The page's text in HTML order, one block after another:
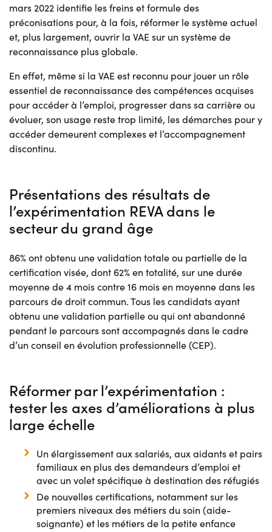
mars 2022 identifie les freins et formule des
préconisations pour, à la fois, réformer le système actuel
et, plus largement, ouvrir la VAE sur un système de
reconnaissance plus globale.
En effet, même si la VAE est reconnu pour jouer un rôle
essentiel de reconnaissance des compétences acquises
pour accéder à l’emploi, progresser dans sa carrière ou
évoluer, son usage reste trop limité, les démarches pour y
accéder demeurent complexes et l’accompagnement
discontinu.
Présentations des résultats de
l’expérimentation REVA dans le
secteur du grand âge
86% ont obtenu une validation totale ou partielle de la
certification visée, dont 62% en totalité, sur une durée
moyenne de 4 mois contre 16 mois en moyenne dans les
parcours de droit commun. Tous les candidats ayant
obtenu une validation partielle ou qui ont abandonné
pendant le parcours sont accompagnés dans le cadre
d’un conseil en évolution professionnelle (CEP).
Réformer par l’expérimentation :
tester les axes d’améliorations à plus
large échelle
Un élargissement aux salariés, aux aidants et pairs
familiaux en plus des demandeurs d’emploi et
avec un volet spécifique à destination des réfugiés
De nouvelles certifications, notamment sur les
premiers niveaux des métiers du soin (aide-
soignante) et les métiers de la petite enfance